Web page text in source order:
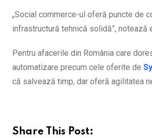
„Social commerce-ul oferă puncte de
infrastructură tehnică solidă”, notează
Pentru afacerile din România care
automatizare precum cele oferite de
că salvează timp, dar oferă agilitatea
Share This Post: